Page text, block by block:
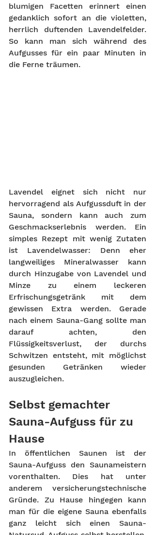
blumigen Facetten erinnert einen
gedanklich sofort an die violetten,
herrlich duftenden Lavendelfelder.
So kann man sich während des
Aufgusses für ein paar Minuten in
die Ferne träumen.
Lavendel eignet sich nicht nur
hervorragend als Aufgussduft in der
Sauna, sondern kann auch zum
Geschmackserlebnis werden. Ein
simples Rezept mit wenig Zutaten
ist Lavendelwasser: Denn eher
langweiliges Mineralwasser kann
durch Hinzugabe von Lavendel und
Minze zu einem leckeren
Erfrischungsgetränk mit dem
gewissen Extra werden. Gerade
nach einem Sauna-Gang sollte man
darauf achten, den
Flüssigkeitsverlust, der durchs
Schwitzen entsteht, mit möglichst
gesunden Getränken wieder
auszugleichen.
Selbst gemachter
Sauna-Aufguss für zu
Hause
In öffentlichen Saunen ist der
Sauna-Aufguss den Saunameistern
vorenthalten. Dies hat unter
anderem versicherungstechnische
Gründe. Zu Hause hingegen kann
man für die eigene Sauna ebenfalls
ganz leicht sich einen Sauna-